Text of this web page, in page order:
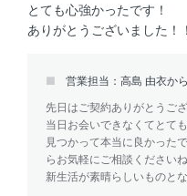
とても心強かったです！
ありがとうございました！！
営業担当：高島 由衣か
先日はご契約ありがとうご
当日お会いできなくてとて
見つかって本当に良かった
らお気軽にご相談くださいね
新生活が素晴らしいものと